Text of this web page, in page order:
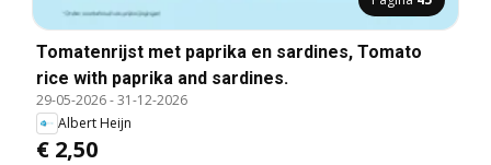
Tomatenrijst met paprika en sardines, Tomato
rice with paprika and sardines.
29-05-2026-31-12-2026
Albert Heijn
€ 2,50